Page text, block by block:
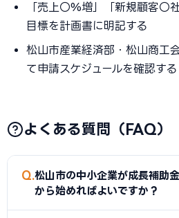
「売上〇%増」「新規顧客〇
目標を計画書に明記する
松山市産業経済部・松山商工
て申請スケジュールを確認する
よくある質問（FAQ）
Q 松山市の中小企業が成長補助
から始めればよいですか？